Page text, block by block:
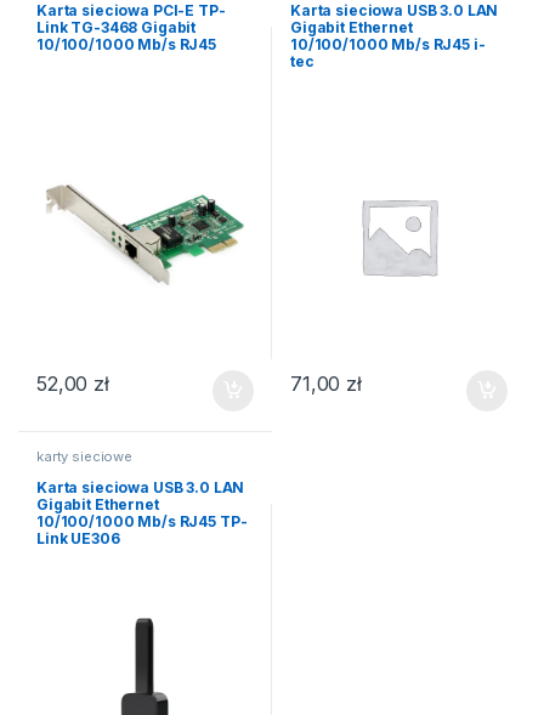
Karta sieciowa PCI-E TP-
Link TG-3468 Gigabit
10/100/1000 Mb/s RJ45
52,00 zł
Karta sieciowa USB 3.0 LAN
Gigabit Ethernet
10/100/1000 Mb/s RJ45 i-
tec
71,00 zł
karty sieciowe
Karta sieciowa USB 3.0 LAN
Gigabit Ethernet
10/100/1000 Mb/s RJ45 TP-
Link UE306